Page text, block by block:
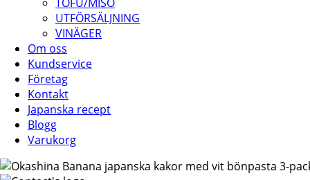
UTFÖRSÄLJNING
VINÄGER
Om oss
Kundservice
Företag
Kontakt
Japanska recept
Blogg
Varukorg